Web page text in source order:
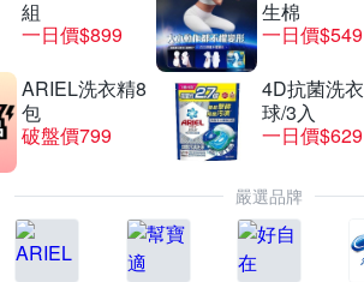
組
一日價$899
生棉
一日價$549
ARIEL洗衣精8
包
破盤價799
4D抗菌洗衣
球/3入
一日價$629
嚴選品牌